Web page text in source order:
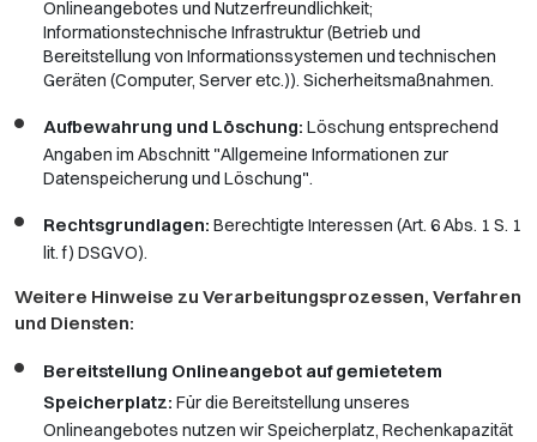
Onlineangebotes und Nutzerfreundlichkeit;
Informationstechnische Infrastruktur (Betrieb und
Bereitstellung von Informationssystemen und technischen
Geräten (Computer, Server etc.)). Sicherheitsmaßnahmen.
Aufbewahrung und Löschung: Löschung entsprechend
Angaben im Abschnitt "Allgemeine Informationen zur
Datenspeicherung und Löschung".
Rechtsgrundlagen: Berechtigte Interessen (Art. 6 Abs. 1 S. 1
lit. f) DSGVO).
Weitere Hinweise zu Verarbeitungsprozessen, Verfahren
und Diensten:
Bereitstellung Onlineangebot auf gemietetem
Speicherplatz: Für die Bereitstellung unseres
Onlineangebotes nutzen wir Speicherplatz, Rechenkapazität